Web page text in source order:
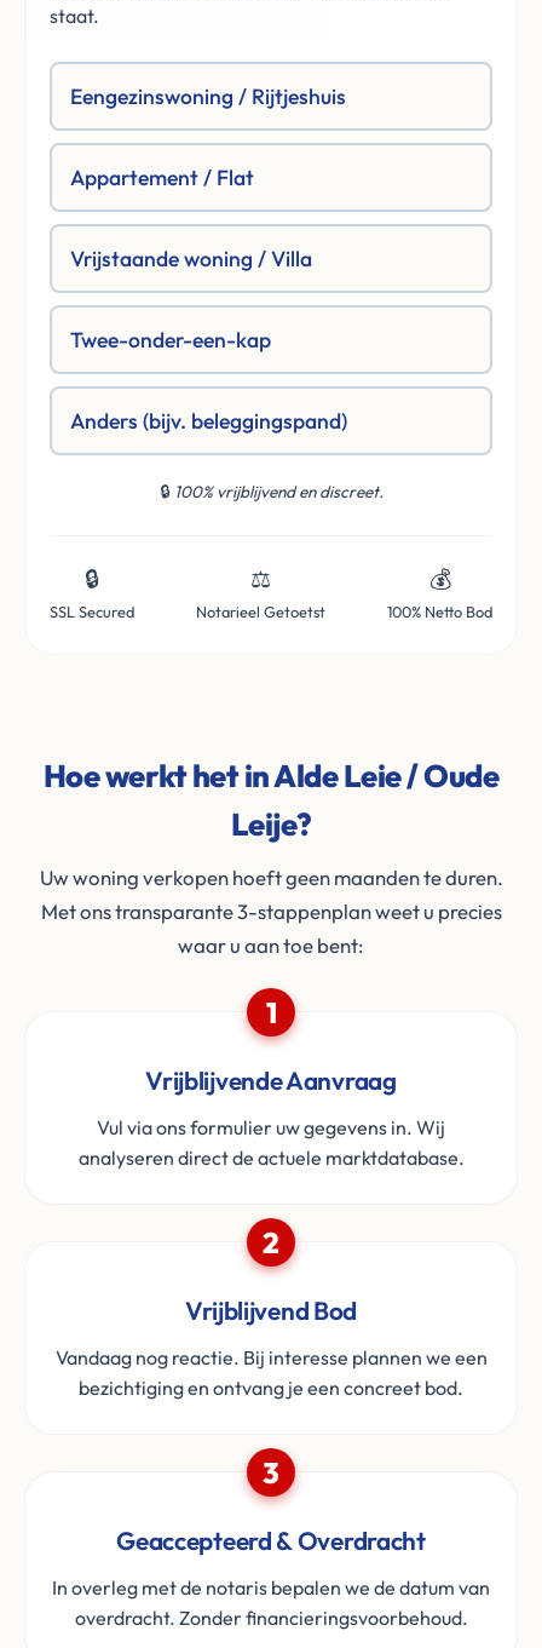
staat.
Eengezinswoning / Rijtjeshuis
Appartement / Flat
Vrijstaande woning / Villa
Twee-onder-een-kap
Anders (bijv. beleggingspand)
🔒 100% vrijblijvend en discreet.
🔒
SSL Secured
⚖️
Notarieel Getoetst
💰
100% Netto Bod
Hoe werkt het in Alde Leie / Oude
Leije?
Uw woning verkopen hoeft geen maanden te duren.
Met ons transparante 3-stappenplan weet u precies
waar u aan toe bent:
1
Vrijblijvende Aanvraag
Vul via ons formulier uw gegevens in. Wij
analyseren direct de actuele marktdatabase.
2
Vrijblijvend Bod
Vandaag nog reactie. Bij interesse plannen we een
bezichtiging en ontvang je een concreet bod.
3
Geaccepteerd & Overdracht
In overleg met de notaris bepalen we de datum van
overdracht. Zonder financieringsvoorbehoud.